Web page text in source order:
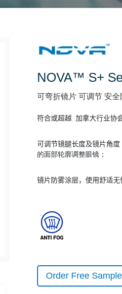
NOVA™ S+
可弯折镜片 可调节 安全
符合或超越 加拿大行业
可调节镜腿长度及镜片角
镜片防雾涂层，使用舒适无
Order Free Sample